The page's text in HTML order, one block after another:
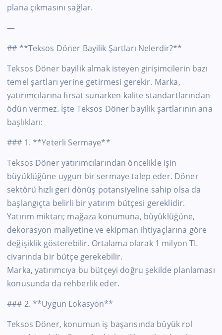
plana çıkmasını sağlar.
—
## **Teksos Döner Bayilik Şartları Nelerdir?**
Teksos Döner bayilik almak isteyen girişimcilerin bazı
temel şartları yerine getirmesi gerekir. Marka,
yatırımcılarına fırsat sunarken kalite standartlarından
ödün vermez. İşte Teksos Döner bayilik şartlarının ana
başlıkları:
### 1. **Yeterli Sermaye**
Teksos Döner yatırımcılarından öncelikle işin
büyüklüğüne uygun bir sermaye talep eder. Döner
sektörü hızlı geri dönüş potansiyeline sahip olsa da
başlangıçta belirli bir yatırım bütçesi gereklidir.
Yatırım miktarı; mağaza konumuna, büyüklüğüne,
dekorasyon maliyetine ve ekipman ihtiyaçlarına göre
değişiklik gösterebilir. Ortalama olarak 1 milyon TL
civarında bir bütçe gerekebilir.
Marka, yatırımcıya bu bütçeyi doğru şekilde planlaması
konusunda da rehberlik eder.
### 2. **Uygun Lokasyon**
Teksos Döner, konumun iş başarısında büyük rol